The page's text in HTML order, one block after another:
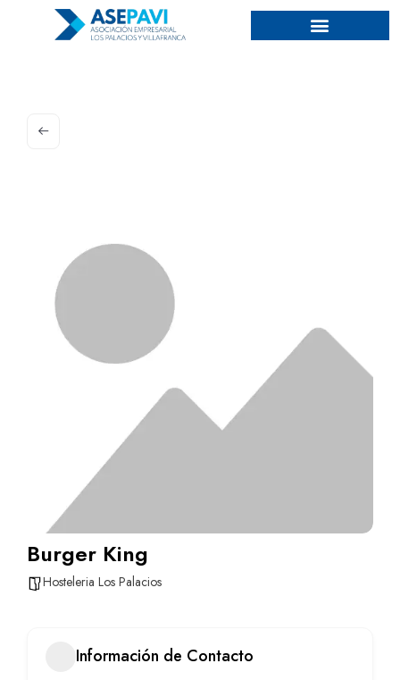
Burger King
Hosteleria Los Palacios
Información de Contacto